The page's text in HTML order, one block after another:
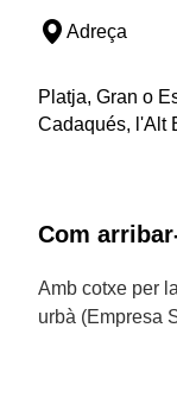
Adreça
Platja, Gran o
Cadaqués, l'Alt
Com
Amb cotxe per
urbà (Empresa